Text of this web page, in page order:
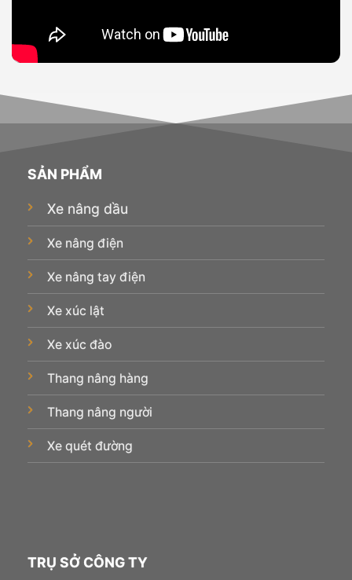
SẢN PHẨM
Xe nâng dầu
Xe nâng điện
Xe nâng tay điện
Xe xúc lật
Xe xúc đào
Thang nâng hàng
Thang nâng người
Xe quét đường
TRỤ SỞ CÔNG TY